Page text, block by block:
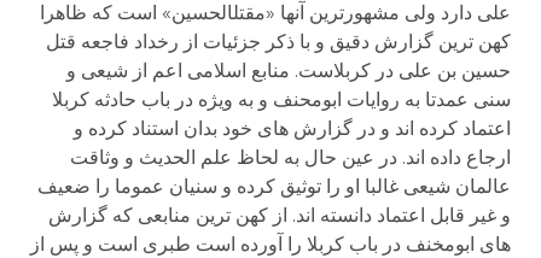
علی دارد ولی مشهورترین آنها «مقتل­الحسین» است که ظاهرا
کهن ترین گزارش دقیق و با ذکر جزئیات از رخداد فاجعه قتل
حسین بن علی در کربلاست. منابع اسلامی اعم از شیعی و
سنی عمدتا به روایات ابومحنف و به ویژه در باب حادثه کربلا
اعتماد کرده اند و در گزارش های خود بدان استناد کرده و
ارجاع داده اند. در عین حال به لحاظ علم الحدیث و وثاقت
عالمان شیعی غالبا او را توثیق کرده و سنیان عموما را ضعیف
و غیر قابل اعتماد دانسته اند. از کهن ترین منابعی که گزارش
های ابومخنف در باب کربلا را آورده است طبری است و پس از